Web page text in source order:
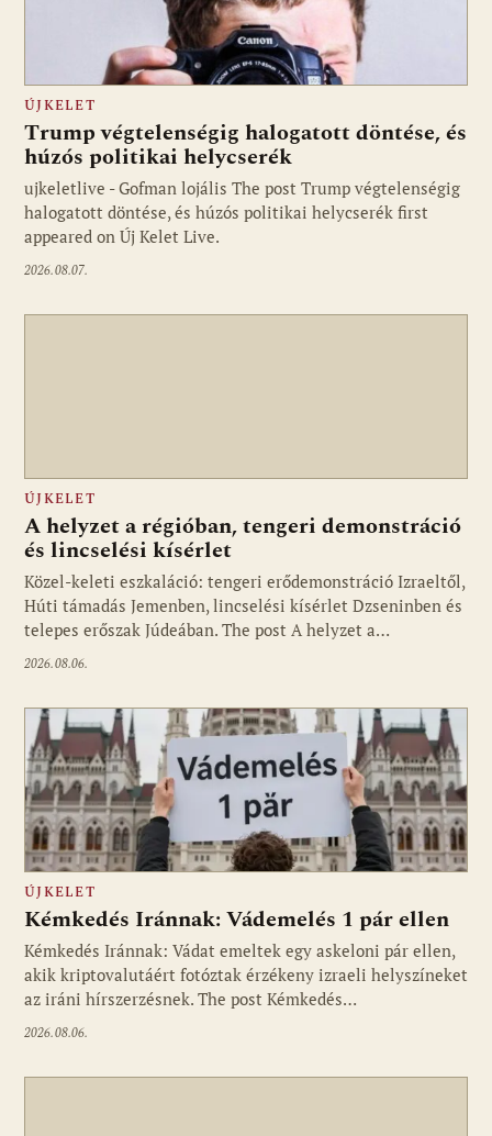
Fotó: ujkelet.live
ÚJKELET
Trump végtelenségig halogatott döntése, és
húzós politikai helycserék
ujkeletlive - Gofman lojális The post Trump végtelenségig
halogatott döntése, és húzós politikai helycserék first
appeared on Új Kelet Live.
2026.08.07.
ÚJKELET
A helyzet a régióban, tengeri demonstráció
és lincselési kísérlet
Közel-keleti eszkaláció: tengeri erődemonstráció Izraeltől,
Húti támadás Jemenben, lincselési kísérlet Dzseninben és
telepes erőszak Júdeában. The post A helyzet a…
2026.08.06.
ÚJKELET
Kémkedés Iránnak: Vádemelés 1 pár ellen
Kémkedés Iránnak: Vádat emeltek egy askeloni pár ellen,
akik kriptovalutáért fotóztak érzékeny izraeli helyszíneket
az iráni hírszerzésnek. The post Kémkedés…
2026.08.06.